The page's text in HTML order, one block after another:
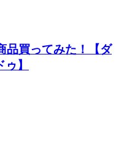
品買ってみた！【ダ
】